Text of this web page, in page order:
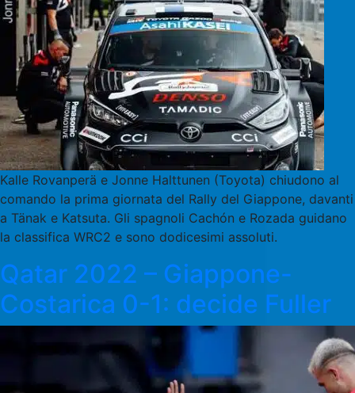
Kalle Rovanperä e Jonne Halttunen (Toyota) chiudono al
comando la prima giornata del Rally del Giappone, davanti
a Tänak e Katsuta. Gli spagnoli Cachón e Rozada guidano
la classifica WRC2 e sono dodicesimi assoluti.
Qatar 2022 – Giappone-
Costarica 0-1: decide Fuller